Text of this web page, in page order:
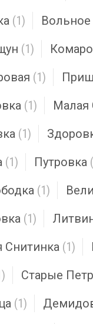
(1) Вольное
(1)
(1)
(1) Малая
(1)
(1) Путровка
(1)
(1)
Снитинка (1)
Старые
(1)